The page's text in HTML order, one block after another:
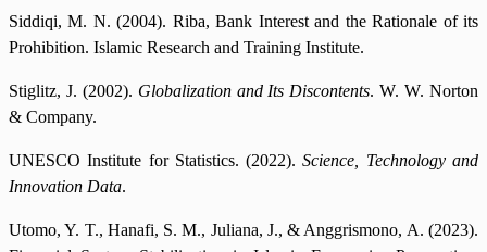
Siddiqi, M. N. (2004). Riba, Bank Interest and the Rationale of its
Prohibition. Islamic Research and Training Institute.
Stiglitz, J. (2002). Globalization and Its Discontents. W. W. Norton
& Company.
UNESCO Institute for Statistics. (2022).Science, Technology and
Innovation Data.
Utomo, Y. T., Hanafi, S. M., Juliana, J., & Anggrismono, A. (2023).